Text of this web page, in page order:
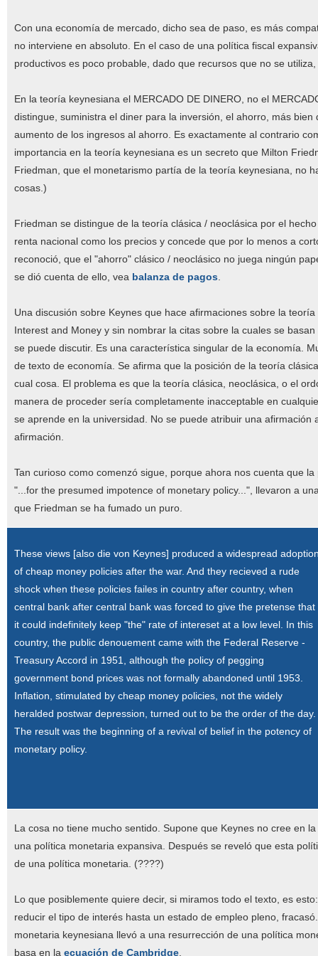
Con una economía de mercado, dicho sea de paso, es más
no interviene en absoluto. En el caso de una política fiscal
productivos es poco probable, dado que recursos que no se
En la teoría keynesiana el MERCADO DE DINERO, no el
distingue, suministra el diner para la inversión, el ahorro, más
aumento de los ingresos al ahorro. Es exactamente al contrario
importancia en la teoría keynesiana es un secreto que Milton
Friedman, que el monetarismo partía de la teoría keynesiana, no
cosas.)
Friedman se distingue de la teoría clásica / neoclásica por el
renta nacional como los precios y concede que por lo menos a
reconoció, que el "ahorro" clásico / neoclásico no juega ningún
se dió cuenta de ello, vea balanza de pagos.
Una discusión sobre Keynes que hace afirmaciones sobre la
Interest and Money y sin nombrar la citas sobre la cuales se
se puede discutir. Es una característica singular de la economía.
de texto de economía. Se afirma que la posición de la teoría
cual cosa. El problema es que la teoría clásica, neoclásica, o el
manera de proceder sería completamente inacceptable en
se aprende en la universidad. No se puede atribuir una
afirmación.
Tan curioso como comenzó sigue, porque ahora nos cuenta que
"...for the presumed impotence of monetary policy...", llevaron a
que Friedman se ha fumado un puro.
These views [also die von Keynes] produced a widespread
of cheap money policies after the war. And they recieved a rude
shock when these policies failes in country after country, when
central bank after central bank was forced to give the pretense that
it could indefinitely keep "the" rate of intereset at a low level. In this
country, the public denouement came with the Federal Reserve -
Treasury Accord in 1951, although the policy of pegging
government bond prices was not formally abandoned until 1953.
Inflation, stimulated by cheap money policies, not the widely
heralded postwar depression, turned out to be the order of the day.
The result was the beginning of a revival of belief in the potency of
monetary policy.
La cosa no tiene mucho sentido. Supone que Keynes no cree en
una política monetaria expansiva. Después se reveló que esta
de una política monetaria. (????)
Lo que posiblemente quiere decir, si miramos todo el texto, es
reducir el tipo de interés hasta un estado de empleo pleno,
monetaria keynesiana llevó a una resurrección de una política
basa en la ecuación de Cambridge.